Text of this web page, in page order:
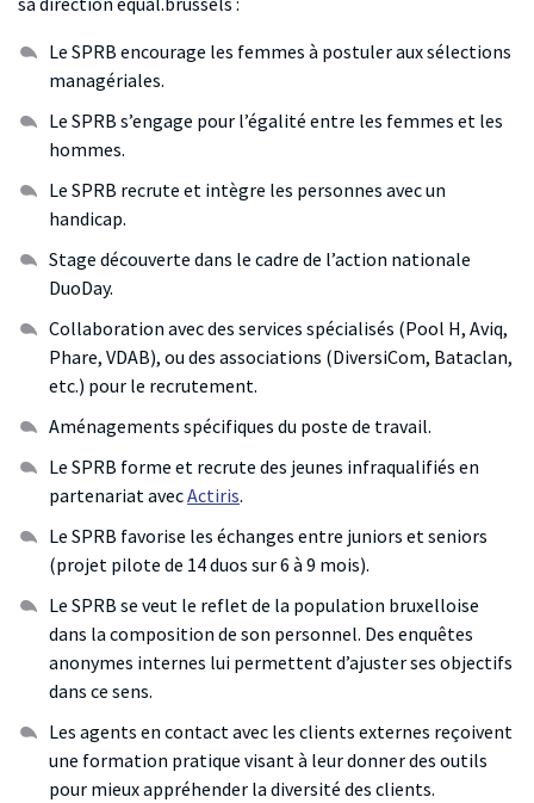
Le SPRB encourage les femmes à postuler aux sélections
managériales.
Le SPRB s’engage pour l’égalité entre les femmes et les
hommes.
Le SPRB recrute et intègre les personnes avec un
handicap.
Stage découverte dans le cadre de l’action nationale
DuoDay.
Collaboration avec des services spécialisés (Pool H, Aviq,
Phare, VDAB), ou des associations (DiversiCom, Bataclan,
etc.) pour le recrutement.
Aménagements spécifiques du poste de travail.
Le SPRB forme et recrute des jeunes infraqualifiés en
partenariat avecActiris.
Le SPRB favorise les échanges entre juniors et seniors
(projet pilote de 14 duos sur 6 à 9 mois).
Le SPRB se veut le reflet de la population bruxelloise
dans la composition de son personnel. Des enquêtes
anonymes internes lui permettent d’ajuster ses objectifs
dans ce sens.
Les agents en contact avec les clients externes reçoivent
une formation pratique visant à leur donner des outils
pour mieux appréhender la diversité des clients.